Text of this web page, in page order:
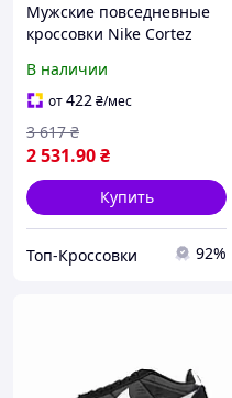
Мужские повседневные
кроссовки Nike Cortez
модные демисезонные
кроссы NK128 Найк топ
В наличии
от422₴/мес
2 531.90₴
3 617 ₴
Купить
Топ-Кроссовки 92%